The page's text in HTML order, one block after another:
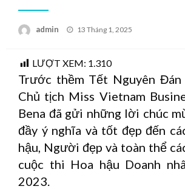
admin
Posted
13 Tháng 1, 2025
LƯỢT XEM: 1.310
Trước thềm Tết Nguyên Đán
Chủ tịch Miss Vietnam
Bena đã gửi những lời chúc
đầy ý nghĩa và tốt đẹp đến
hậu, Người đẹp và toàn thể
cuộc thi Hoa hậu Doanh
2023.